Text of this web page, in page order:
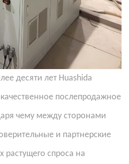
десяти лет Huashida
послепродажное
чему между сторонами
и партнерские
растущего спроса на